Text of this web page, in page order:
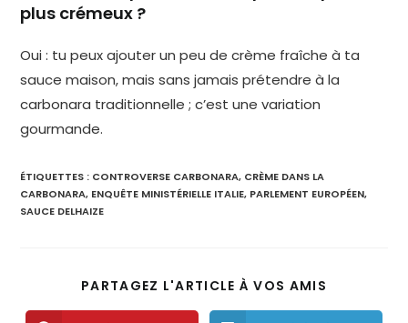
plus crémeux ?
Oui : tu peux ajouter un peu de crème fraîche à ta
sauce maison, mais sans jamais prétendre à la
carbonara traditionnelle ; c’est une variation
gourmande.
ÉTIQUETTES : CONTROVERSE CARBONARA, CRÈME DANS LA
CARBONARA, ENQUÊTE MINISTÉRIELLE ITALIE, PARLEMENT EUROPÉEN,
SAUCE DELHAIZE
PARTAGEZ L'ARTICLE À VOS AMIS